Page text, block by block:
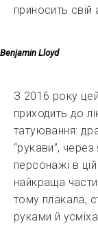
приносить свій
Benjamin Lloyd
З 2016 року
приходить до
татуювання:
“рукави”,
персонажі в
найкраща
тому плакала,
руками й